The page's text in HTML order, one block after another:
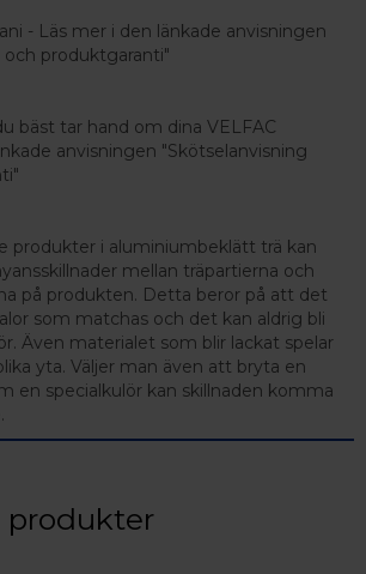
- Läs mer i den länkade anvisningen
och produktgaranti"
bäst tar hand om dina VELFAC
anvisningen "Skötselanvisning
produkter i aluminiumbeklätt trä kan
mellan träpartierna och
på produkten. Detta beror på att det
som matchas och det kan aldrig bli
Även materialet som blir lackat spelar
yta. Väljer man även att bryta en
en specialkulör kan skillnaden komma
produkter